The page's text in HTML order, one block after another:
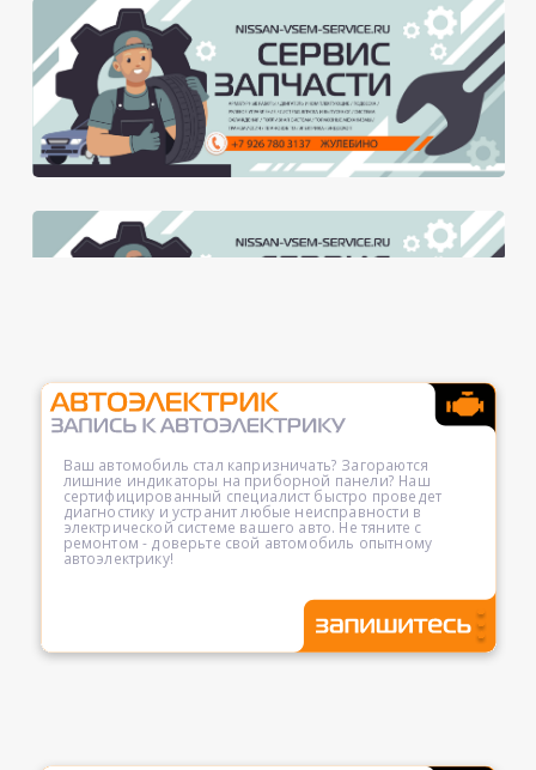
Ваш автомобиль стал капризничать? Загораются
лишние индикаторы на приборной панели? Наш
сертифицированный специалист быстро проведет
диагностику и устранит любые неисправности в
электрической системе вашего авто. Не тяните с
ремонтом - доверьте свой автомобиль опытному
автоэлектрику!